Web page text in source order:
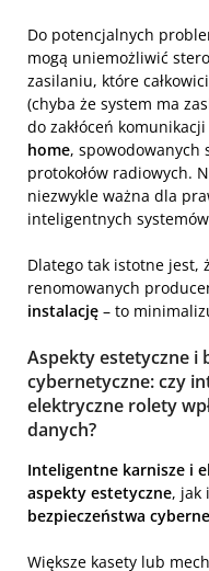
Do potencjalnych
mogą uniemożliwić
zasilaniu, które
(chyba że system ma
do zakłóceń
home, spowodowanych
protokołów radiowych.
niezwykle ważna dla
inteligentnych
Dlatego tak istotne jest,
renomowanych
instalację – to
Aspekty estetyczne i
cybernetyczne: czy
elektryczne rolety
danych?
Inteligentne karnisze i
aspekty estetyczne, jak
bezpieczeństwa
Większe kasety lub